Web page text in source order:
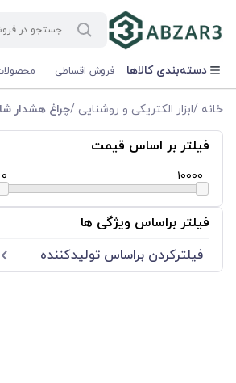
دسته‌بندی کالاها فروش اقساطی
خانه /ابزار الکتریکی و روشنایی /چراغ هشدار
فیلتر بر اساس قیمت
0 10000
فیلتر براساس ویژگی ها
فیلترکردن براساس تولید‌کننده